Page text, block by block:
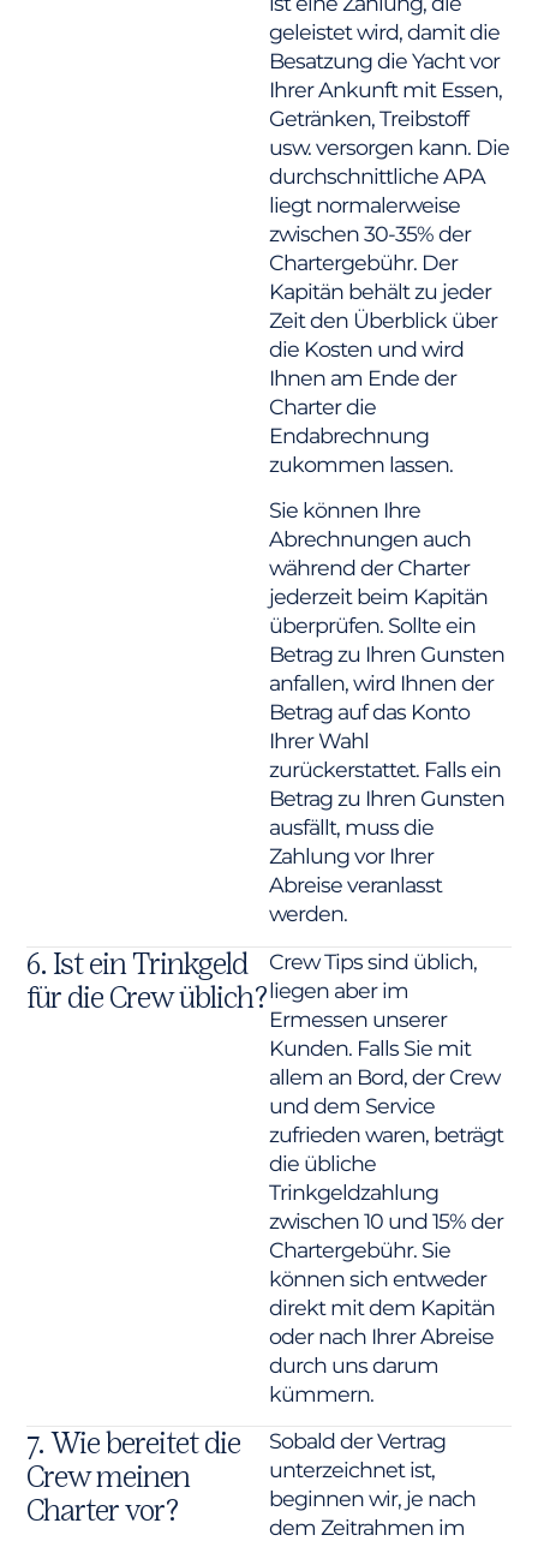
geleistet wird, damit die
Besatzung die Yacht vor
Ihrer Ankunft mit Essen,
Getränken, Treibstoff
usw. versorgen kann. Die
durchschnittliche APA
liegt normalerweise
zwischen 30-35% der
Chartergebühr. Der
Kapitän behält zu jeder
Zeit den Überblick über
die Kosten und wird
Ihnen am Ende der
Charter die
Endabrechnung
zukommen lassen.
Sie können Ihre
Abrechnungen auch
während der Charter
jederzeit beim Kapitän
überprüfen. Sollte ein
Betrag zu Ihren Gunsten
anfallen, wird Ihnen der
Betrag auf das Konto
Ihrer Wahl
zurückerstattet. Falls ein
Betrag zu Ihren Gunsten
ausfällt, muss die
Zahlung vor Ihrer
Abreise veranlasst
werden.
6. Ist ein Trinkgeld
für die Crew üblich?
Crew Tips sind üblich,
liegen aber im
Ermessen unserer
Kunden. Falls Sie mit
allem an Bord, der Crew
und dem Service
zufrieden waren, beträgt
die übliche
Trinkgeldzahlung
zwischen 10 und 15% der
Chartergebühr. Sie
können sich entweder
direkt mit dem Kapitän
oder nach Ihrer Abreise
durch uns darum
kümmern.
7. Wie bereitet die
Crew meinen
Charter vor?
Sobald der Vertrag
unterzeichnet ist,
beginnen wir, je nach
dem Zeitrahmen im